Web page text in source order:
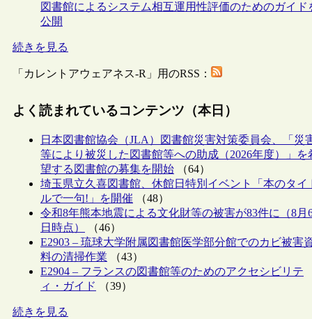
図書館によるシステム相互運用性評価のためのガイド
公開
続きを見る
「カレントアウェアネス-R」用のRSS：
よく読まれているコンテンツ（本日）
日本図書館協会（JLA）図書館災害対策委員会、「災
等により被災した図書館等への助成（2026年度）」を
望する図書館の募集を開始 （64）
埼玉県立久喜図書館、休館日特別イベント「本のタイ
ルで一句!」を開催 （48）
令和8年熊本地震による文化財等の被害が83件に（8月
日時点）
（46）
E2903 – 琉球大学附属図書館医学部分館でのカビ被害
料の清掃作業 （43）
E2904 – フランスの図書館等のためのアクセシビリテ
ィ・ガイド
（39）
続きを見る